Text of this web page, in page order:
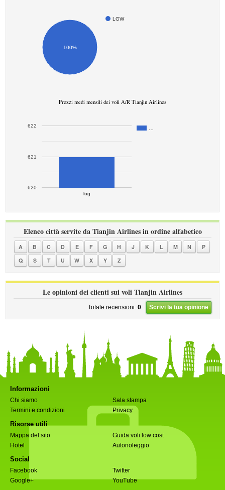
LGW
100%
Prezzi medi mensili dei voli A/R Tianjin Airlines
lug
620
621
622
Elenco città servite da Tianjin Airlines in ordine alfabetico
A B C D E F G H J K L M N
P
Q
S T U W X Y Z
Le opinioni dei clienti sui voli Tianjin Airlines
Totale recensioni: 0 Scrivi la tua opinione
Informazioni
Chi siamo
Sala stampa
Termini e condizioni
Privacy
Risorse utili
Mappa del sito
Guida voli low cost
Hotel
Autonoleggio
Social
Facebook
Twitter
Google+
YouTube